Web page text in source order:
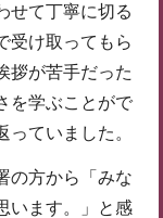
せて丁寧に切る
受け取ってもら
拶が苦手だった
を学ぶことがで
ていました。
の方から「みな
います。」と感